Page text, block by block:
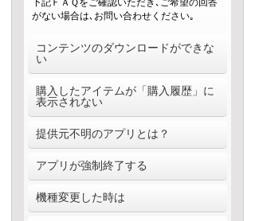
下記ＦＡＱをご確認いただき､ご希望の回答
がない場合は､お問い合わせください｡
コンテンツのダウンロードができな
い
ダウンロードができない場合、以下の原因
が考えられます。
【１】通信状況
電波状態の悪い場所でのコンテンツダウン
ロードは、通信状態の影響によりダウンロ
波状態の良いところでのダウンロードをお
薦め致します。
購入したアイテムが「購入履歴」に
表示されない
マイページ→購入履歴に購入した商品が表
可能性があります。購入履歴内から「ポイ
ント利用履歴」をご確認いただき、購入が
の商品に対して、再ダウンロード時に、二
重にポイント減が発生することはありませ
提供元不明のアプリとは？
Androidマーケット以外からダウンロード
となります。カスタモで配信するアプリ
は、ネオス株式会社の自社サーバーより配
アプリが強制終了する
アイテムによっては容量が大きく、初回の
機種変更した時は